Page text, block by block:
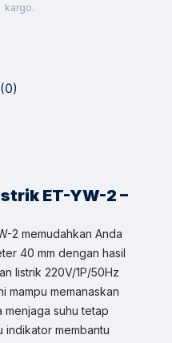
kargo.
ET-YW-2 –
2 memudahkan Anda
40 mm dengan hasil
listrik 220V/1P/50Hz
mampu memanaskan
suhu tetap
indikator membantu